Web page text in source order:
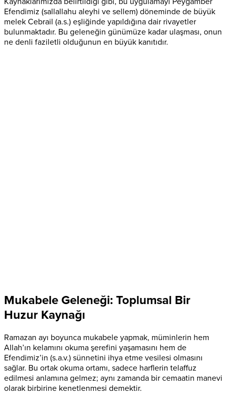
Efendimiz (sallallahu aleyhi ve sellem) döneminde de büyük
melek Cebrail (a.s.) eşliğinde yapıldığına dair rivayetler
bulunmaktadır. Bu geleneğin günümüze kadar ulaşması, onun
ne denli faziletli olduğunun en büyük kanıtıdır.
Mukabele Geleneği: Toplumsal Bir
Huzur Kaynağı
Ramazan ayı boyunca mukabele yapmak, müminlerin hem
Allah’ın kelamını okuma şerefini yaşamasını hem de
Efendimiz’in (s.a.v.) sünnetini ihya etme vesilesi olmasını
sağlar. Bu ortak okuma ortamı, sadece harflerin telaffuz
edilmesi anlamına gelmez; aynı zamanda bir cemaatin manevi
olarak birbirine kenetlenmesi demektir.